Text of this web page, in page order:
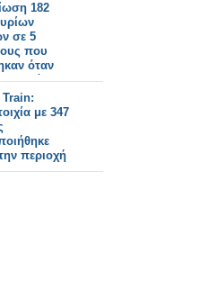
182
σε 5
που
όταν
πάνω σε
κόλλησε
με 347
περιοχή